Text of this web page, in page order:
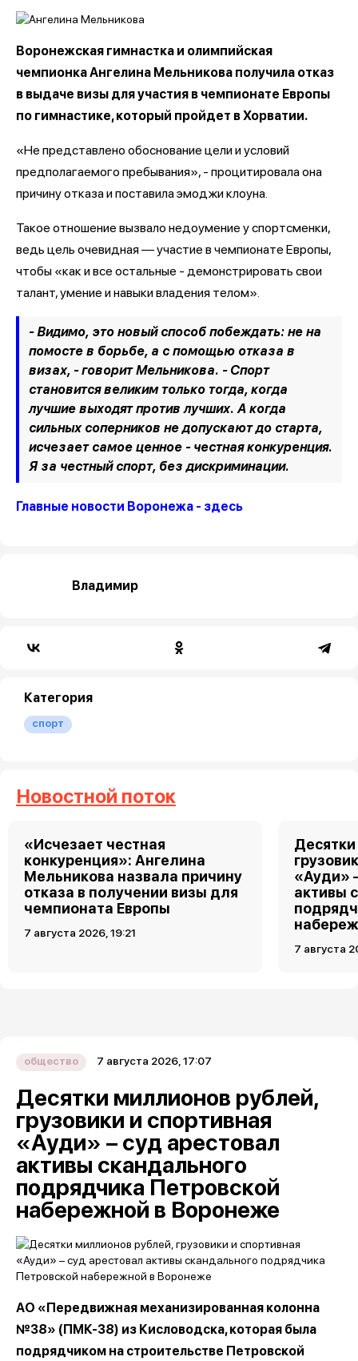
Воронежская гимнастка и олимпийская
чемпионка Ангелина Мельникова получила отказ
в выдаче визы для участия в чемпионате Европы
по гимнастике, который пройдет в Хорватии.
«Не представлено обоснование цели и условий
предполагаемого пребывания», - процитировала она
причину отказа и поставила эмоджи клоуна.
Такое отношение вызвало недоумение у спортсменки,
ведь цель очевидная — участие в чемпионате Европы,
чтобы «как и все остальные - демонстрировать свои
талант, умение и навыки владения телом».
- Видимо, это новый способ побеждать: не на
помосте в борьбе, а с помощью отказа в
визах, - говорит Мельникова. - Спорт
становится великим только тогда, когда
лучшие выходят против лучших. А когда
сильных соперников не допускают до старта,
исчезает самое ценное - честная конкуренция.
Я за честный спорт, без дискриминации.
Главные новости Воронежа - здесь
Владимир
Категория
спорт
Новостной поток
«Исчезает честная
конкуренция»: Ангелина
Мельникова назвала причину
отказа в получении визы для
чемпионата Европы
7 августа 2026, 19:21
«Ауди»
активы
7 августа
общество 7 августа 2026, 17:07
Десятки миллионов рублей,
грузовики и спортивная
«Ауди» – суд арестовал
активы скандального
подрядчика Петровской
набережной в Воронеже
АО «Передвижная механизированная колонна
№38» (ПМК-38) из Кисловодска, которая была
подрядчиком на строительстве Петровской